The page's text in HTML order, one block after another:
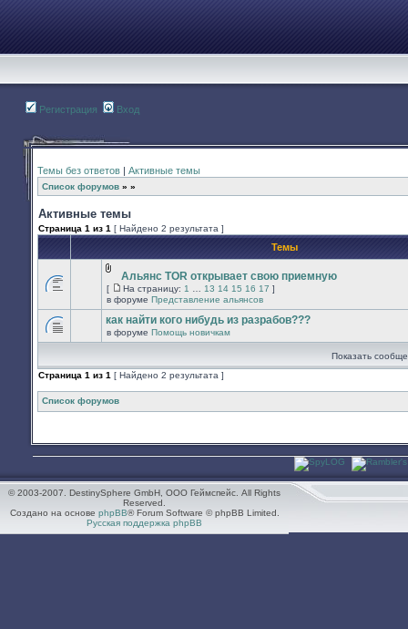
Регистрация Вход
Темы без ответов | Активные темы
Список форумов » »
Активные темы
Страница 1 из 1 [ Найдено 2 результата ]
Темы
Вложения
Альянс TOR открывает свою приемную
[
На
страницу
На страницу: 1 13 14 15 16 17 ]
в форуме Представление альянсов
нет
новых
сообщений.
как найти кого нибудь из разрабов???
в форуме Помощь новичкам
Показать
Страница 1 из 1 [ Найдено 2 результата ]
Список форумов
© 2003-2007. DestinySphere GmbH, ООО Геймспейс. All Rights
Reserved.
Создано на основе phpBB® Forum Software © phpBB Limited.
Русская поддержка phpBB